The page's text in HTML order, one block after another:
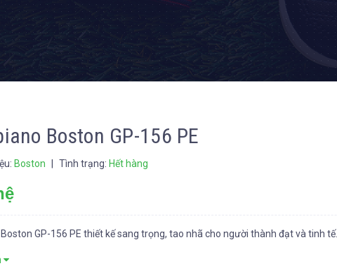
Boston GP-156 PE
Boston Tình trạng: Hết hàng
GP-156 PE thiết kế sang trọng, tao nhã cho người thành đạt và tinh tế.